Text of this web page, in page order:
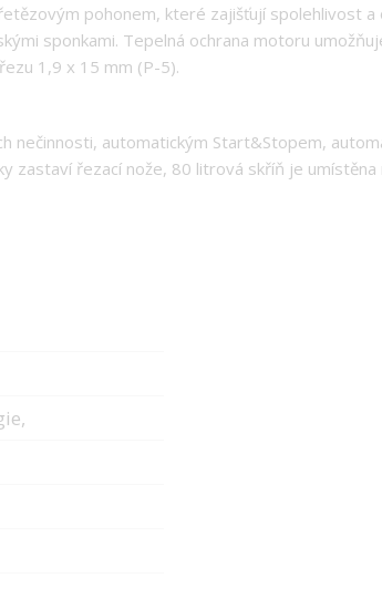
pohonem, které zajišťují spolehlivost a
sponkami. Tepelná ochrana motoru
1,9 x 15 mm (P-5).
nečinnosti, automatickým Start&Stopem,
zastaví řezací nože, 80 litrová skříň je umístěna